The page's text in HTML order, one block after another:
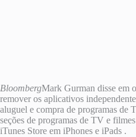
BloombergMark Gurman disse em
remover os aplicativos
aluguel e compra de programas de
seções de programas de TV e
iTunes Store em iPhones e iPads .